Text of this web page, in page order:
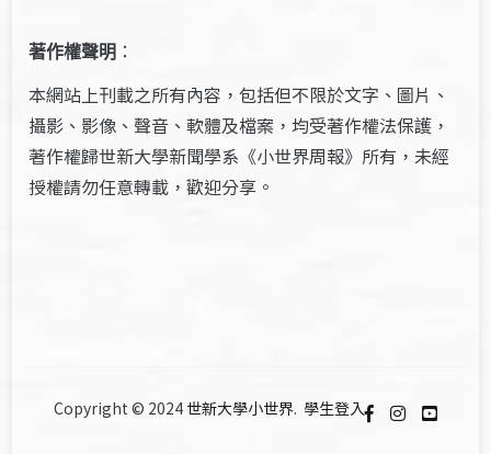
著作權聲明 ：
本網站上刊載之所有內容，包括但不限於文字、圖片、
攝影、影像、聲音、軟體及檔案，均受著作權法保護，
著作權歸世新大學新聞學系《小世界周報》所有，未經
授權請勿任意轉載，歡迎分享。
Copyright © 2024 世新大學小世界. 學生登入